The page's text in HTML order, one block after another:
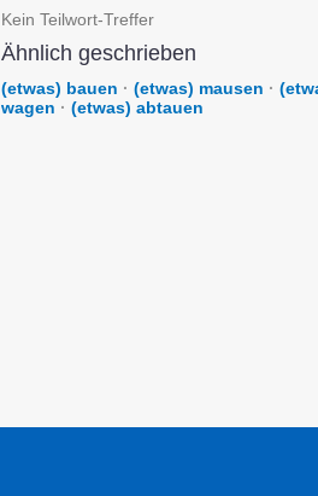
Kein Teilwort-Treffer
Ähnlich geschrieben
(etwas) bauen · (etwas) mausen ·
wagen · (etwas) abtauen